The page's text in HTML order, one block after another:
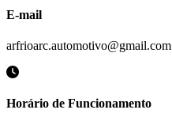
E-mail
arfrioarc.automotivo@gmail.com
Horário de Funcionamento